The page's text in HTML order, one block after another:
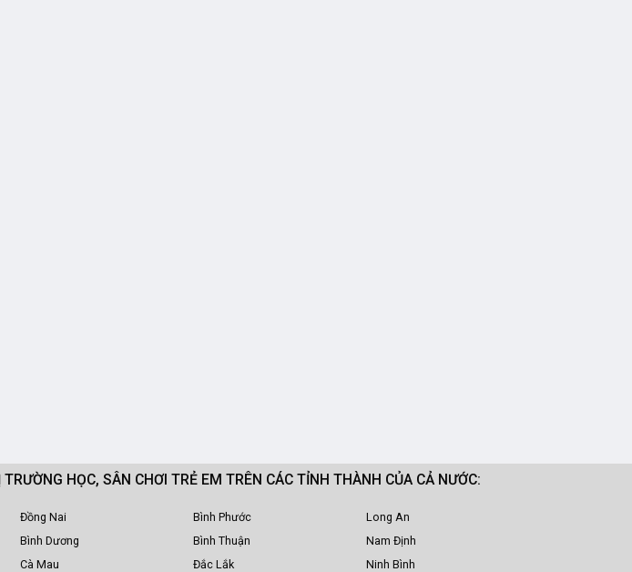
HỌC, SÂN CHƠI TRẺ EM TRÊN CÁC TỈNH THÀNH CỦA CẢ NƯỚC:
Đồng Nai
Bình Dương
Cà Mau
Bình Phước
Bình Thuận
Đắc Lắk
Long An
Nam Định
Ninh Bình